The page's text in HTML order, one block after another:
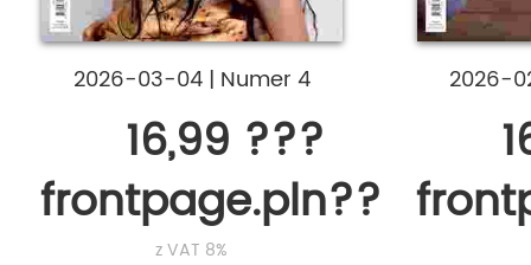
2026-03-04 | Numer 4
16,99 ???
frontpage.pln???
z VAT 8%
2026-